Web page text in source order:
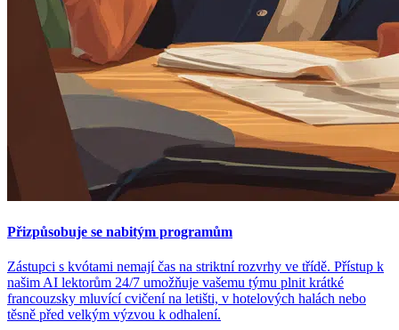
Přizpůsobuje se nabitým programům
Zástupci s kvótami nemají čas na striktní rozvrhy ve třídě. Přístup k
našim AI lektorům 24/7 umožňuje vašemu týmu plnit krátké
francouzsky mluvící cvičení na letišti, v hotelových halách nebo
těsně před velkým výzvou k odhalení.